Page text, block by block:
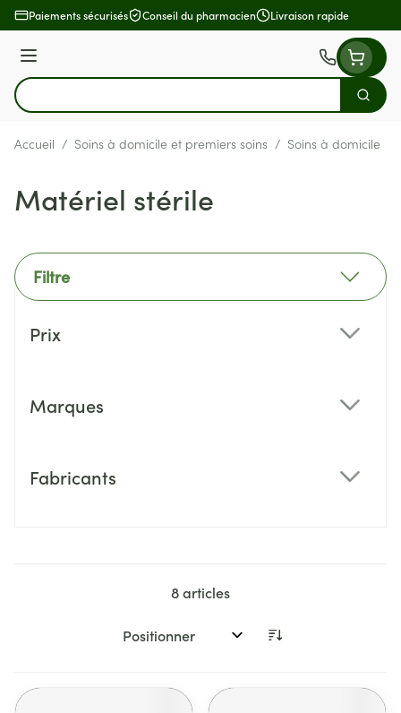
Aller au contenu
Paiements sécurisés Conseil du pharmacien Livraison rapide
Menu
Rechercher
Accueil / Soins à domicile et premiers soins / Soins à domicile
Matériel stérile
Filtre
Prix
Marques
Fabricants
8articles
Trier par: